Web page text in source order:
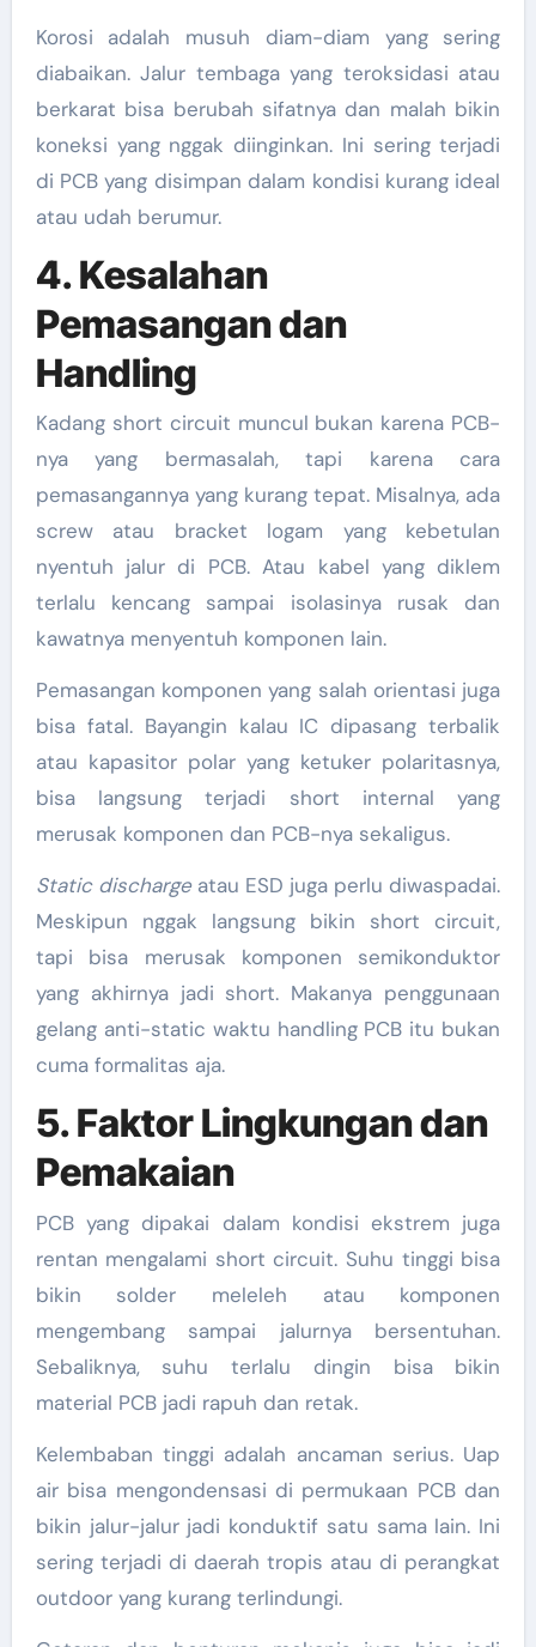
Korosi adalah musuh diam-diam yang sering
diabaikan. Jalur tembaga yang teroksidasi atau
berkarat bisa berubah sifatnya dan malah bikin
koneksi yang nggak diinginkan. Ini sering terjadi
di PCB yang disimpan dalam kondisi kurang ideal
atau udah berumur.
4. Kesalahan
Pemasangan dan
Handling
Kadang short circuit muncul bukan karena PCB-
nya yang bermasalah, tapi karena cara
pemasangannya yang kurang tepat. Misalnya, ada
screw atau bracket logam yang kebetulan
nyentuh jalur di PCB. Atau kabel yang diklem
terlalu kencang sampai isolasinya rusak dan
kawatnya menyentuh komponen lain.
Pemasangan komponen yang salah orientasi juga
bisa fatal. Bayangin kalau IC dipasang terbalik
atau kapasitor polar yang ketuker polaritasnya,
bisa langsung terjadi short internal yang
merusak komponen dan PCB-nya sekaligus.
Static dischargeatau ESD juga perlu diwaspadai.
Meskipun nggak langsung bikin short circuit,
tapi bisa merusak komponen semikonduktor
yang akhirnya jadi short. Makanya penggunaan
gelang anti-static waktu handling PCB itu bukan
cuma formalitas aja.
5. Faktor Lingkungan dan
Pemakaian
PCB yang dipakai dalam kondisi ekstrem juga
rentan mengalami short circuit. Suhu tinggi bisa
bikin solder meleleh atau komponen
mengembang sampai jalurnya bersentuhan.
Sebaliknya, suhu terlalu dingin bisa bikin
material PCB jadi rapuh dan retak.
Kelembaban tinggi adalah ancaman serius. Uap
air bisa mengondensasi di permukaan PCB dan
bikin jalur-jalur jadi konduktif satu sama lain. Ini
sering terjadi di daerah tropis atau di perangkat
outdoor yang kurang terlindungi.